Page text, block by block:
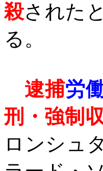
殺された
る。
逮捕労
刑・強制
ロンシュ